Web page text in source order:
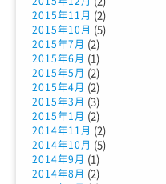
2015年11月 (2)
2015年10月 (5)
2015年7月 (2)
2015年6月 (1)
2015年5月 (2)
2015年4月 (2)
2015年3月 (3)
2015年1月 (2)
2014年11月 (2)
2014年10月 (5)
2014年9月 (1)
2014年8月 (2)